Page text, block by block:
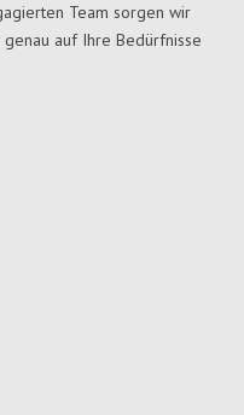
Team sorgen wir
genau auf Ihre Bedürfnisse